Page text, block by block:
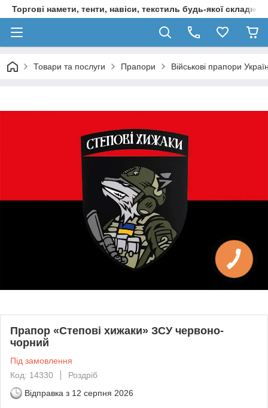
Торгові намети, тенти, навіси, текстиль будь-якої
Товари та послуги Прапори Військові прапори
Прапор «Степові хижаки» ЗСУ червоно-
чорний
Під замовлення
Код: 14330
Роздріб
Відправка з 12 серпня 2026